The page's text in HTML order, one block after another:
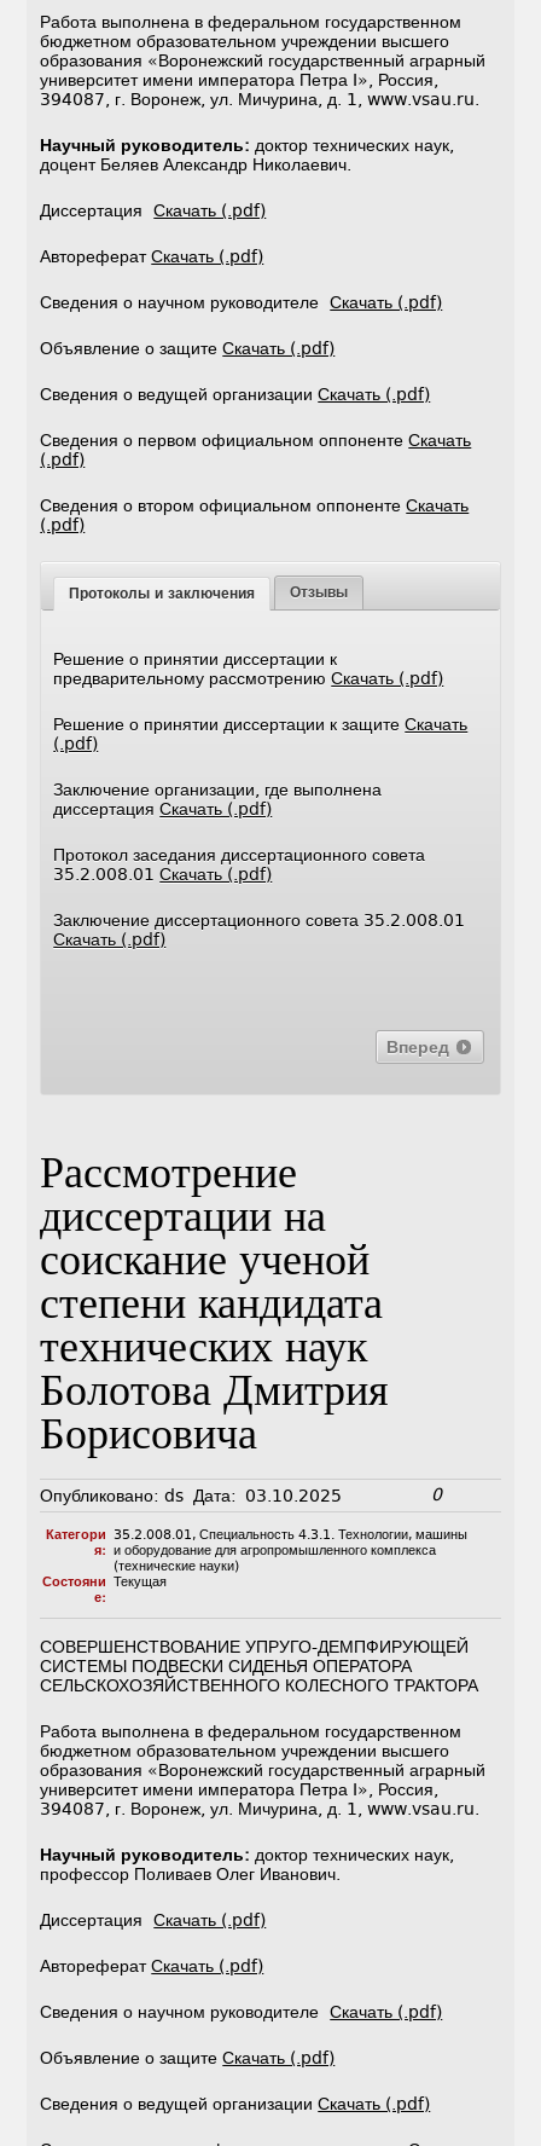
Работа выполнена в федеральном государственном
бюджетном образовательном учреждении высшего
образования «Воронежский государственный аграрный
университет имени императора Петра I», Россия,
394087, г. Воронеж, ул. Мичурина, д. 1, www.vsau.ru.
Научный руководитель: доктор технических наук,
доцент Беляев Александр Николаевич.
ДиссертацияСкачать (.pdf)
АвторефератСкачать (.pdf)
Сведения о научном руководителеСкачать (.pdf)
Объявление о защитеСкачать (.pdf)
Сведения о ведущей организацииСкачать (.pdf)
Сведения о первом официальном оппонентеСкачать
(.pdf)
Сведения о втором официальном оппонентеСкачать
(.pdf)
Протоколы и заключения Отзывы
Решение о принятии диссертации к
предварительному рассмотрениюСкачать (.pdf)
Решение о принятии диссертации к защитеСкачать
(.pdf)
Заключение организации, где выполнена
диссертацияСкачать (.pdf)
Протокол заседания диссертационного совета
35.2.008.01Скачать (.pdf)
Заключение диссертационного совета 35.2.008.01
Скачать (.pdf)
Вперед
Рассмотрение
диссертации на
соискание ученой
степени кандидата
технических наук
Болотова Дмитрия
Борисовича
Опубликовано: ds Дата: 03.10.2025 0
Категори
я:
35.2.008.01, Специальность 4.3.1. Технологии, машины
и оборудование для агропромышленного комплекса
(технические науки)
Состояни
е:
Текущая
СОВЕРШЕНСТВОВАНИЕ УПРУГО-ДЕМПФИРУЮЩЕЙ
СИСТЕМЫ ПОДВЕСКИ СИДЕНЬЯ ОПЕРАТОРА
СЕЛЬСКОХОЗЯЙСТВЕННОГО КОЛЕСНОГО ТРАКТОРА
Работа выполнена в федеральном государственном
бюджетном образовательном учреждении высшего
образования «Воронежский государственный аграрный
университет имени императора Петра I», Россия,
394087, г. Воронеж, ул. Мичурина, д. 1, www.vsau.ru.
Научный руководитель: доктор технических наук,
профессор Поливаев Олег Иванович.
ДиссертацияСкачать (.pdf)
АвторефератСкачать (.pdf)
Сведения о научном руководителеСкачать (.pdf)
Объявление о защитеСкачать (.pdf)
Сведения о ведущей организацииСкачать (.pdf)